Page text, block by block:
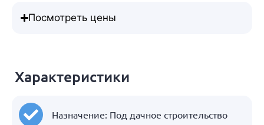
Посмотреть цены
Характеристики
Назначение: Под дачное строительство